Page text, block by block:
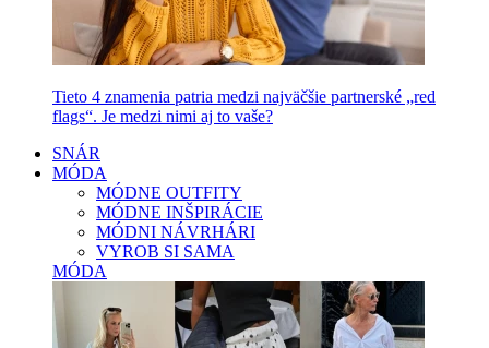
Tieto 4 znamenia patria medzi najväčšie partnerské „red
flags“. Je medzi nimi aj to vaše?
SNÁR
MÓDA
MÓDNE OUTFITY
MÓDNE INŠPIRÁCIE
MÓDNI NÁVRHÁRI
VYROB SI SAMA
MÓDA